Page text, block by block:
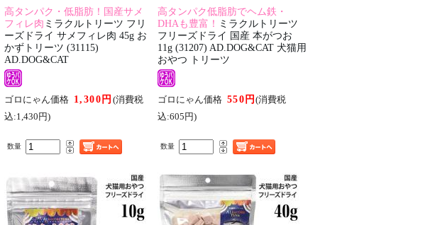
高タンパク・低脂肪！国産サメ
フィレ肉 ミラクルトリーツ フリ
ーズドライ サメフィレ肉 45g お
かずトリーツ (31115)
AD.DOG&CAT
ゴロにゃん価格 1,300円 (消費税
込:1,430円)
数量
高タンパク低脂肪でヘム鉄・
DHAも豊富！ ミラクルトリーツ
フリーズドライ 国産 本がつお
11g (31207) AD.DOG&CAT 犬猫用
おやつ トリーツ
ゴロにゃん価格 550円(消費税
込:605円)
数量